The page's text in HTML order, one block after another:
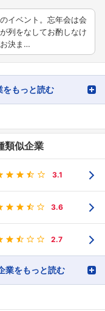
イベント。忘年会は会
列をなしてお酌しなけ
決ま…
をもっと読む
類似企業
3.1
3.6
2.7
業をもっと読む